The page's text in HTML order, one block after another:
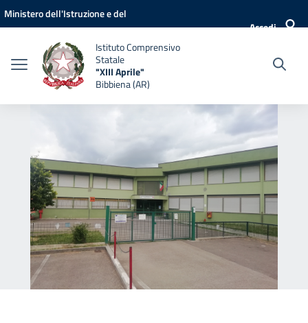
Vai ai contenuti
Vai al menu di navigazione
Vai al footer
Ministero dell'Istruzione e del
Accedi
Istituto Comprensivo
Statale
"XIII Aprile"
Bibbiena (AR)